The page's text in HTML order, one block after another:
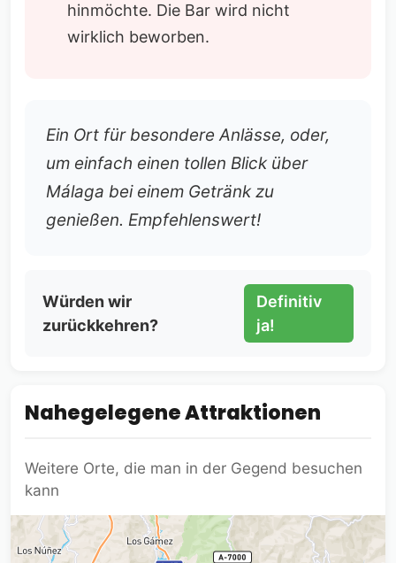
hinmöchte. Die Bar wird nicht
wirklich beworben.
Ein Ort für besondere Anlässe, oder,
um einfach einen tollen Blick über
Málaga bei einem Getränk zu
genießen. Empfehlenswert!
Würden wir
zurückkehren?
Definitiv
ja!
Nahegelegene Attraktionen
Weitere Orte, die man in der Gegend besuchen
kann